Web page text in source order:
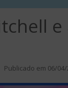
Publicado em 06/